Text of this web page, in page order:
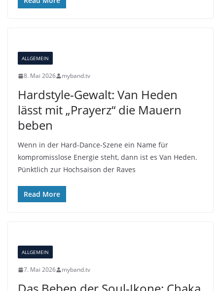
ALLGEMEIN
8. Mai 2026 myband.tv
Hardstyle-Gewalt: Van Heden
lässt mit „Prayerz“ die Mauern
beben
Wenn in der Hard-Dance-Szene ein Name für
kompromisslose Energie steht, dann ist es Van Heden.
Pünktlich zur Hochsaison der Raves
Read More
ALLGEMEIN
7. Mai 2026 myband.tv